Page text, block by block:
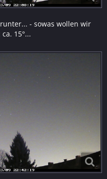
- sowas wollen wir
15°...